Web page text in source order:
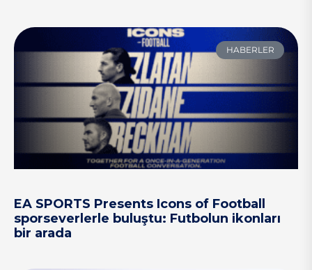
HABERLER
EA SPORTS Presents Icons of Football
sporseverlerle buluştu: Futbolun ikonları
bir arada